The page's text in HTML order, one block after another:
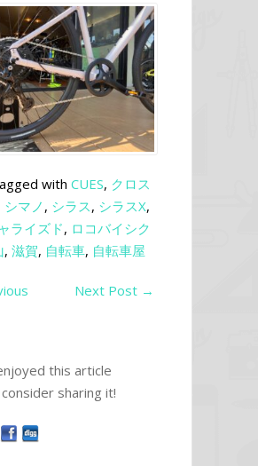
with CUES, クロス
シマノ , シラス, シラスX,
ライズド, ロコバイシク
, 滋賀, 自転車, 自転車屋
Next Post →
this article
sharing it!